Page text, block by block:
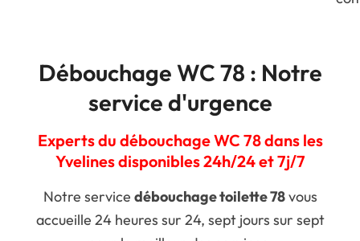
Débouchage WC 78 : Notre
service d'urgence
Experts du débouchage WC 78 dans les
Yvelines disponibles 24h/24 et 7j/7
Notre service débouchage toilette 78vous
accueille 24 heures sur 24, sept jours sur sept